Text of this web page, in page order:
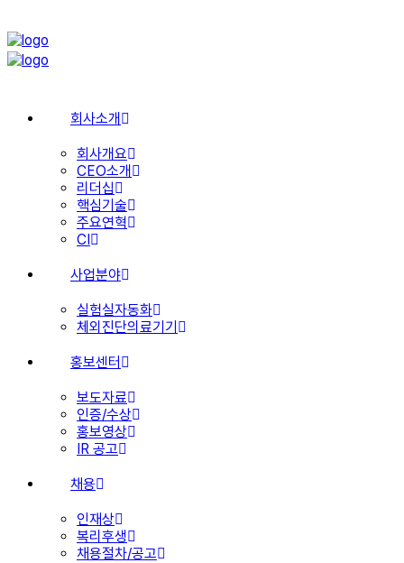
회사소개
회사개요
CEO소개
리더십
핵심기술
주요연혁
CI
사업분야
실험실자동화
체외진단의료기기
홍보센터
보도자료
인증/수상
홍보영상
IR 공고
채용
인재상
복리후생
채용절차/공고